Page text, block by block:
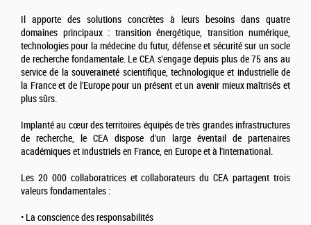
Il apporte des solutions concrètes à leurs besoins dans quatre
domaines principaux : transition énergétique, transition numérique,
technologies pour la médecine du futur, défense et sécurité sur un socle
de recherche fondamentale. Le CEA s'engage depuis plus de 75 ans au
service de la souveraineté scientifique, technologique et industrielle de
la France et de l'Europe pour un présent et un avenir mieux maîtrisés et
plus sûrs.
Implanté au cœur des territoires équipés de très grandes infrastructures
de recherche, le CEA dispose d'un large éventail de partenaires
académiques et industriels en France, en Europe et à l'international.
Les 20 000 collaboratrices et collaborateurs du CEA partagent trois
valeurs fondamentales :
• La conscience des responsabilités